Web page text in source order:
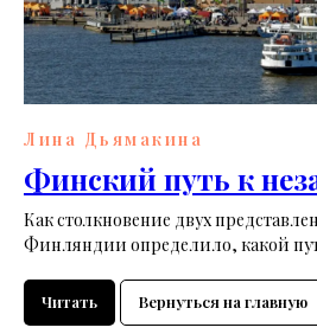
Лина Дьямакина
Финский путь к
Как столкновение двух
Финляндии определило, какой
Читать Вернуться на главную